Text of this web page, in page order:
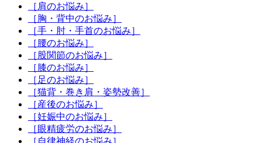
［肩のお悩み］
［胸・背中のお悩み］
［手・肘・手首のお悩み］
［腰のお悩み］
［股関節のお悩み］
［膝のお悩み］
［足のお悩み］
［猫背・巻き肩・姿勢改善］
［産後のお悩み］
［妊娠中のお悩み］
［眼精疲労のお悩み］
［自律神経のお悩み］